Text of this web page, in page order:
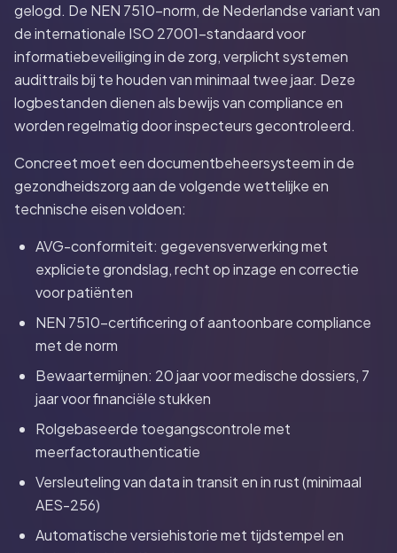
gelogd. De NEN 7510-norm, de Nederlandse variant van
de internationale ISO 27001-standaard voor
informatiebeveiliging in de zorg, verplicht systemen
audittrails bij te houden van minimaal twee jaar. Deze
logbestanden dienen als bewijs van compliance en
worden regelmatig door inspecteurs gecontroleerd.
Concreet moet een documentbeheersysteem in de
gezondheidszorg aan de volgende wettelijke en
technische eisen voldoen:
AVG-conformiteit: gegevensverwerking met
expliciete grondslag, recht op inzage en correctie
voor patiënten
NEN 7510-certificering of aantoonbare compliance
met de norm
Bewaartermijnen: 20 jaar voor medische dossiers, 7
jaar voor financiële stukken
Rolgebaseerde toegangscontrole met
meerfactorauthenticatie
Versleuteling van data in transit en in rust (minimaal
AES-256)
Automatische versiehistorie met tijdstempel en